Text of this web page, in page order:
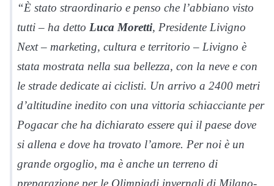
“È stato straordinario e penso che l’abbiano visto
tutti – ha detto Luca Moretti, Presidente Livigno
Next – marketing, cultura e territorio – Livigno è
stata mostrata nella sua bellezza, con la neve e con
le strade dedicate ai ciclisti. Un arrivo a 2400 metri
d’altitudine inedito con una vittoria schiacciante per
Pogacar che ha dichiarato essere qui il paese dove
si allena e dove ha trovato l’amore. Per noi è un
grande orgoglio, ma è anche un terreno di
preparazione per le Olimpiadi invernali di Milano-